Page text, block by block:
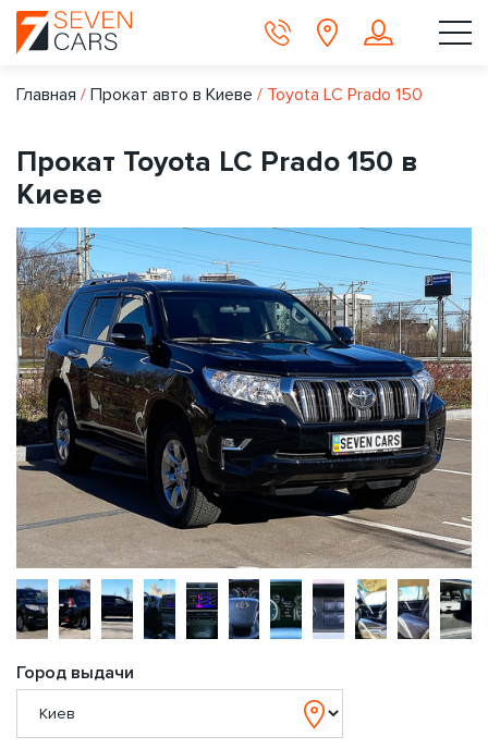
Главная / Прокат авто в Киеве / Toyota LC Prado 150
Прокат Toyota LC Prado 150 в
Киеве
Город выдачи